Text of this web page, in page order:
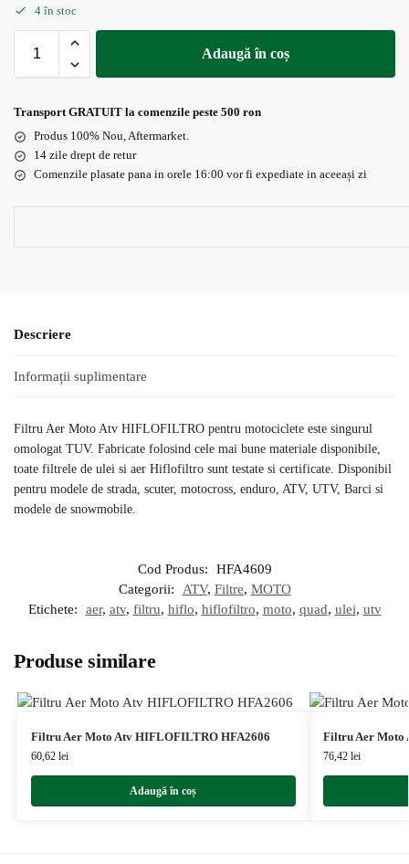
4 în stoc
Adaugă în coș
Transport GRATUIT la comenzile peste 500 ron
Produs 100% Nou, Aftermarket.
14 zile drept de retur
Comenzile plasate pana in orele 16:00 vor fi expediate in aceeași zi
Descriere
Informații suplimentare
Filtru Aer Moto Atv HIFLOFILTRO pentru motociclete este singurul
omologat TUV. Fabricate folosind cele mai bune materiale disponibile,
toate filtrele de ulei si aer Hiflofiltro sunt testate si certificate. Disponibil
pentru modele de strada, scuter, motocross, enduro, ATV, UTV, Barci si
modele de snowmobile.
Cod Produs:
HFA4609
Categorii:
ATV, Filtre, MOTO
Etichete:
aer, atv, filtru, hiflo, hiflofiltro, moto, quad, ulei, utv
Produse similare
Filtru Aer Moto Atv HIFLOFILTRO HFA2606
60,62 lei
Adaugă în coș
Filtru Aer Moto
76,42 lei